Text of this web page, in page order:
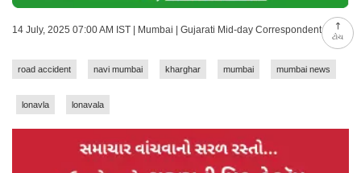
ટોચ
14 July, 2025 07:00 AM IST | Mumbai | Gujarati Mid-day Correspondent
road accident navi mumbai kharghar mumbai mumbai news
lonavla lonavala